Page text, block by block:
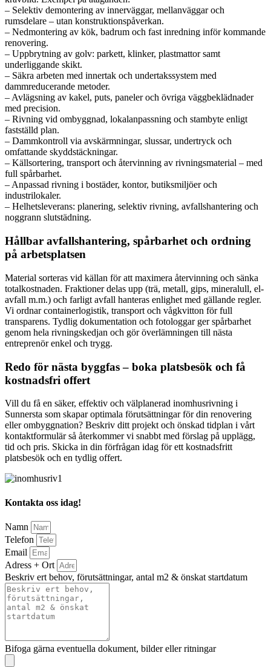
– Selektiv demontering av innerväggar, mellanväggar och
rumsdelare – utan konstruktionspåverkan.
– Nedmontering av kök, badrum och fast inredning inför kommande
renovering.
– Uppbrytning av golv: parkett, klinker, plastmattor samt
underliggande skikt.
– Säkra arbeten med innertak och undertakssystem med
dammreducerande metoder.
– Avlägsning av kakel, puts, paneler och övriga väggbeklädnader
med precision.
– Rivning vid ombyggnad, lokalanpassning och stambyte enligt
fastställd plan.
– Dammkontroll via avskärmningar, slussar, undertryck och
omfattande skyddstäckningar.
– Källsortering, transport och återvinning av rivningsmaterial – med
full spårbarhet.
– Anpassad rivning i bostäder, kontor, butiksmiljöer och
industrilokaler.
– Helhetsleverans: planering, selektiv rivning, avfallshantering och
noggrann slutstädning.
Hållbar avfallshantering, spårbarhet och ordning
på arbetsplatsen
Material sorteras vid källan för att maximera återvinning och sänka
totalkostnaden. Fraktioner delas upp (trä, metall, gips, mineralull, el-
avfall m.m.) och farligt avfall hanteras enlighet med gällande regler.
Vi ordnar containerlogistik, transport och vågkvitton för full
transparens. Tydlig dokumentation och fotologgar ger spårbarhet
genom hela rivningskedjan och gör överlämningen till nästa
entreprenör enkel och trygg.
Redo för nästa byggfas – boka platsbesök och få
kostnadsfri offert
Vill du få en säker, effektiv och välplanerad inomhusrivning i
Sunnersta som skapar optimala förutsättningar för din renovering
eller ombyggnation? Beskriv ditt projekt och önskad tidplan i vårt
kontaktformulär så återkommer vi snabbt med förslag på upplägg,
tid och pris. Skicka in din förfrågan idag för ett kostnadsfritt
platsbesök och en tydlig offert.
Kontakta oss idag!
Namn
Telefon
Email
Adress + Ort
Beskriv ert behov, förutsättningar, antal m2 & önskat startdatum
Bifoga gärna eventuella dokument, bilder eller ritningar